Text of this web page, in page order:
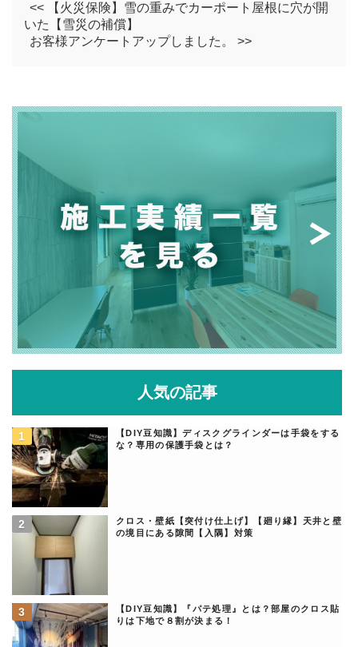
<< 【火災保険】雪の重みでカーポート屋根に穴が開
いた【雪災の補償】
お客様アンケートアップしました。 >>
人気の記事
【DIY豆知識】ディスクグラインダーは手袋をする
な？専用の保護手袋とは？
クロス・壁紙【突付け仕上げ】【廻り縁】天井と壁
の境目にある隙間【入隅】対策
【DIY豆知識】『パテ処理』とは？部屋のクロス貼
りは下地で８割が決まる！